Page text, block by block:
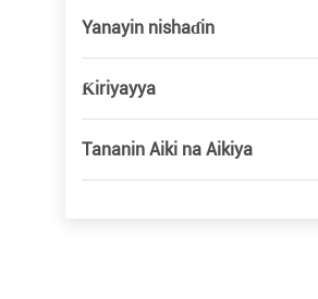
Yanayin nishaɗin
Ƙiriyayya
Tananin Aiki na Aikiya